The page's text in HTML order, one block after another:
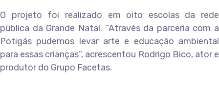
O projeto foi realizado em oito escolas da rede
pública da Grande Natal. “Através da parceria com a
Potigás pudemos levar arte e educação ambiental
para essas crianças”, acrescentou Rodrigo Bico, ator e
produtor do Grupo Facetas.